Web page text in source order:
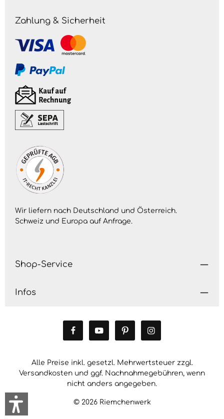
Zahlung & Sicherheit
Wir liefern nach Deutschland und Österreich.
Schweiz und Europa auf Anfrage.
Shop-Service
Infos
© 2026 Riemchenwerk
Alle Preise inkl. gesetzl. Mehrwertsteuer zzgl.
Versandkosten und ggf. Nachnahmegebühren, wenn
nicht anders angegeben.